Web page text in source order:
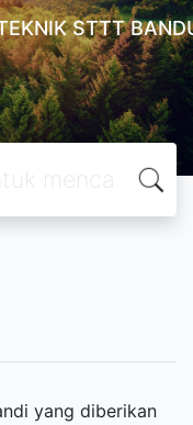
STTT
yang diberikan